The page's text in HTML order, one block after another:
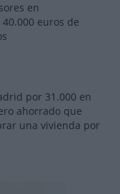
en
euros de
por 31.000 en
ahorrado que
una vivienda por